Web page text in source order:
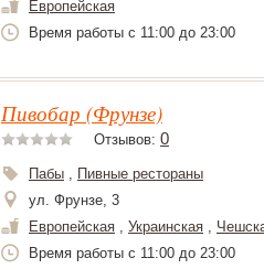
Европейская
Время работы с 11:00 до 23:00
Пивобар (Фрунзе)
Отзывов: 0
Пабы , Пивные рестораны
ул. Фрунзе, 3
Европейская , Украинская ,
Время работы c 11:00 до 23:00